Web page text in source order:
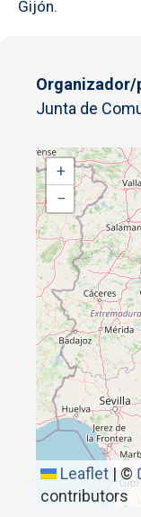
Gijón.
Junta de
+
−
Leaflet | ©
contributors